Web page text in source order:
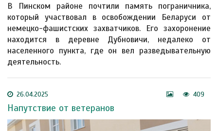
В Пинском районе почтили память пограничника,
который участвовал в освобождении Беларуси от
немецко-фашистских захватчиков. Его захоронение
находится в деревне Дубновичи, недалеко от
населенного пункта, где он вел разведывательную
деятельность.
26.04.2025 409
Напутствие от ветеранов